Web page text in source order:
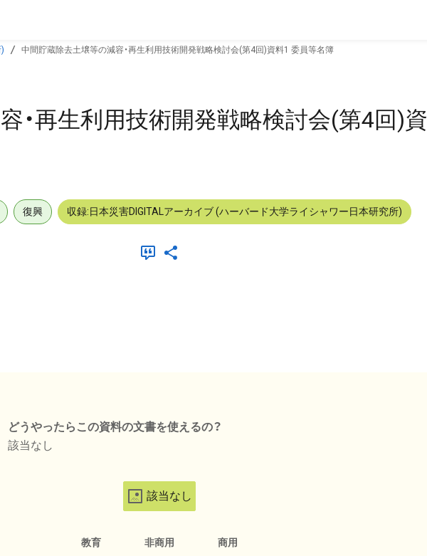
中間貯蔵除去土壌等の減容・再生利用技術開発戦略検討会(第4回)資料1 委員等名簿
・再生利用技術開発戦略検討会(第4回)資
復興 収録:日本災害DIGITALアーカイブ (ハーバード大学ライシャワー日本研究所)
どうやったらこの資料の文書を使えるの？
該当なし
該当なし
教育 非商用 商用